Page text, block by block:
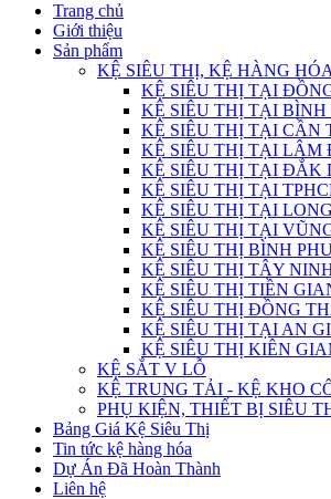
Trang chủ
Giới thiệu
Sản phẩm
KỆ SIÊU THỊ, KỆ HÀNG HÓA
KỆ SIÊU THỊ TẠI
KỆ SIÊU THỊ TẠI BÌNH
KỆ SIÊU THỊ TẠI CẦN
KỆ SIÊU THỊ TẠI LÂM
KỆ SIÊU THỊ TẠI ĐẮK
KỆ SIÊU THỊ TẠI
KỆ SIÊU THỊ TẠI
KỆ SIÊU THỊ TẠI
KỆ SIÊU THỊ BÌNH
KỆ SIÊU THỊ TÂY
KỆ SIÊU THỊ TIỀN
KỆ SIÊU THỊ ĐỒNG
KỆ SIÊU THỊ TẠI AN
KỆ SIÊU THỊ KIÊN
KỆ SẮT V LỖ
KỆ TRUNG TẢI - KỆ KHO
PHỤ KIỆN, THIẾT BỊ SIÊU
Bảng Giá Kệ Siêu Thị
Tin tức kệ hàng hóa
Dự Án Đã Hoàn Thành
Liên hệ